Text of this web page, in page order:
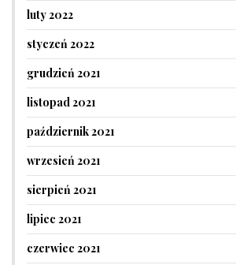
luty 2022
styczeń 2022
grudzień 2021
listopad 2021
październik 2021
wrzesień 2021
sierpień 2021
lipiec 2021
czerwiec 2021